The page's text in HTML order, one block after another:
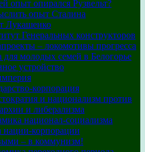
опыт опирался Рузвельт?
опыт Сталина
Лукашенко
Генеральных конструкторов
– локомотивы прогресса
для молодых семей в Белогорье
устройство
корпорация
и национализм против
и либерализма
национал-социализма
нации-корпорации
– в коммунизм!